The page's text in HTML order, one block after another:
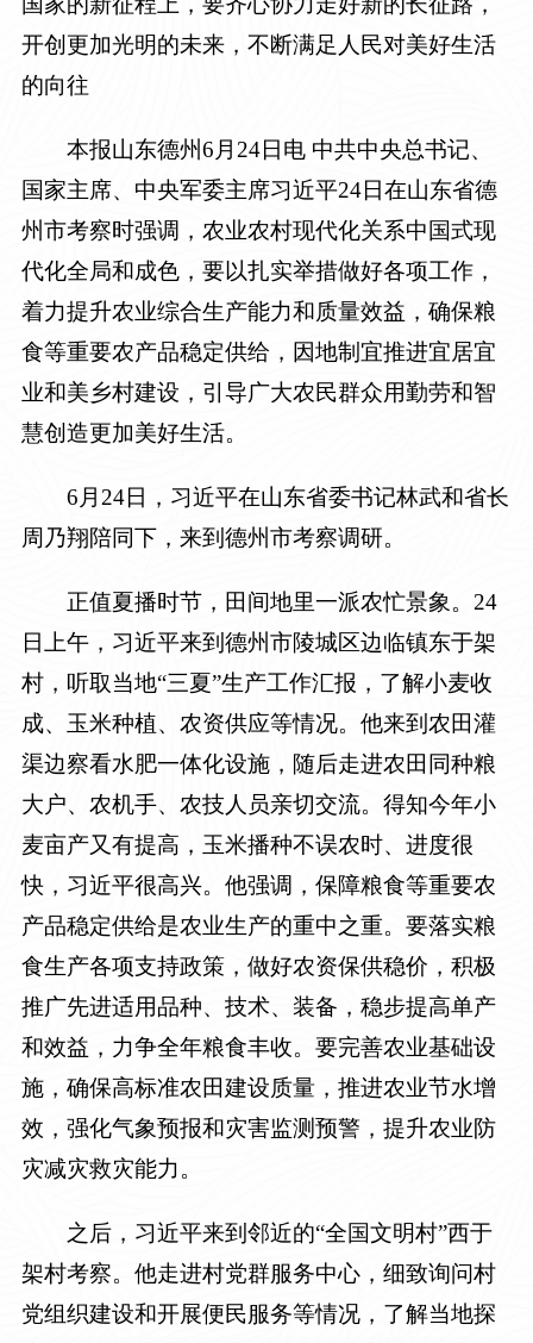
开创更加光明的未来，不断满足人民对美好生活
的向往
本报山东德州6月24日电 中共中央总书记、
国家主席、中央军委主席习近平24日在山东省德
州市考察时强调，农业农村现代化关系中国式现
代化全局和成色，要以扎实举措做好各项工作，
着力提升农业综合生产能力和质量效益，确保粮
食等重要农产品稳定供给，因地制宜推进宜居宜
业和美乡村建设，引导广大农民群众用勤劳和智
慧创造更加美好生活。
6月24日，习近平在山东省委书记林武和省长
周乃翔陪同下，来到德州市考察调研。
正值夏播时节，田间地里一派农忙景象。24
日上午，习近平来到德州市陵城区边临镇东于架
村，听取当地“三夏”生产工作汇报，了解小麦收
成、玉米种植、农资供应等情况。他来到农田灌
渠边察看水肥一体化设施，随后走进农田同种粮
大户、农机手、农技人员亲切交流。得知今年小
麦亩产又有提高，玉米播种不误农时、进度很
快，习近平很高兴。他强调，保障粮食等重要农
产品稳定供给是农业生产的重中之重。要落实粮
食生产各项支持政策，做好农资保供稳价，积极
推广先进适用品种、技术、装备，稳步提高单产
和效益，力争全年粮食丰收。要完善农业基础设
施，确保高标准农田建设质量，推进农业节水增
效，强化气象预报和灾害监测预警，提升农业防
灾减灾救灾能力。
之后，习近平来到邻近的“全国文明村”西于
架村考察。他走进村党群服务中心，细致询问村
党组织建设和开展便民服务等情况，了解当地探